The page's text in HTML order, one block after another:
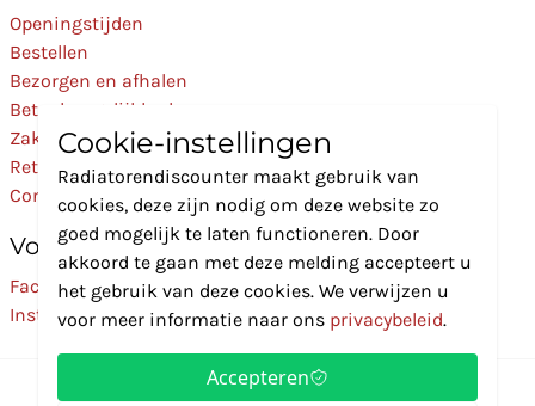
Openingstijden
Bestellen
Bezorgen en afhalen
Betaalmogelijkheden
Zakelijk
Retourneren
Contact
Volg Ons
Facebook
Instagram
Cookie-instellingen
Radiatorendiscounter maakt gebruik van
cookies, deze zijn nodig om deze website zo
goed mogelijk te laten functioneren. Door
akkoord te gaan met deze melding accepteert u
het gebruik van deze cookies. We verwijzen u
voor meer informatie naar ons privacybeleid.
Accepteren